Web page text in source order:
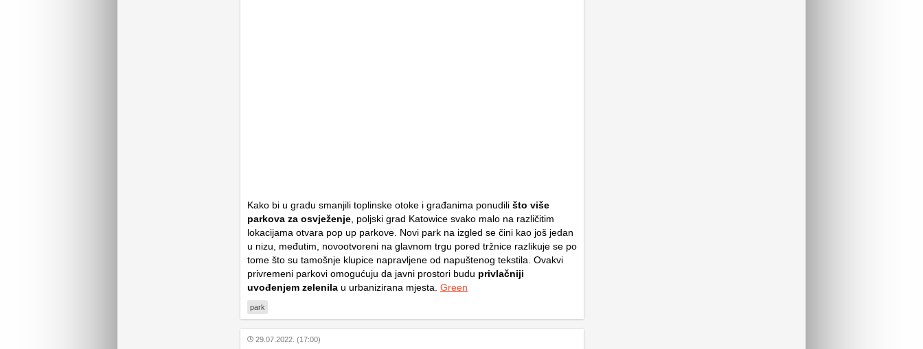
Kako bi u gradu smanjili toplinske otoke i građanima ponudili što više
parkova za osvježenje , poljski grad Katowice svako malo na različitim
lokacijama otvara pop up parkove. Novi park na izgled se čini kao još jedan
u nizu, međutim, novootvoreni na glavnom trgu pored tržnice razlikuje se po
tome što su tamošnje klupice napravljene od napuštenog tekstila. Ovakvi
privremeni parkovi omogućuju da javni prostori budu privlačniji
uvođenjem zelenila u urbanizirana mjesta. Green
park
29.07.2022. (17:00)